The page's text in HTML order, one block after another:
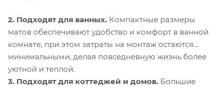
2. Подходят для ванных. Компактные размеры
матов обеспечивают удобство и комфорт в ванной
комнате, при этом затраты на монтаж остаются
минимальными, делая повседневную жизнь более
уютной и теплой.
3. Подходят для коттеджей и домов. Большие